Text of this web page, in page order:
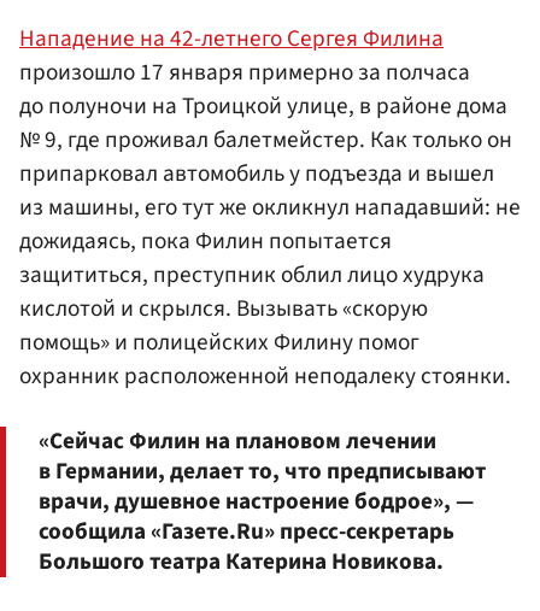
Нападение на 42-летнего Сергея Филина
произошло 17 января примерно за полчаса
до полуночи на Троицкой улице, в районе дома
№ 9, где проживал балетмейстер. Как только он
припарковал автомобиль у подъезда и вышел
из машины, его тут же окликнул нападавший: не
дожидаясь, пока Филин попытается
защититься, преступник облил лицо худрука
кислотой и скрылся. Вызывать «скорую
помощь» и полицейских Филину помог
охранник расположенной неподалеку стоянки.
«Сейчас Филин на плановом лечении
в Германии, делает то, что предписывают
врачи, душевное настроение бодрое», —
сообщила «Газете.Ru» пресс-секретарь
Большого театра Катерина Новикова.